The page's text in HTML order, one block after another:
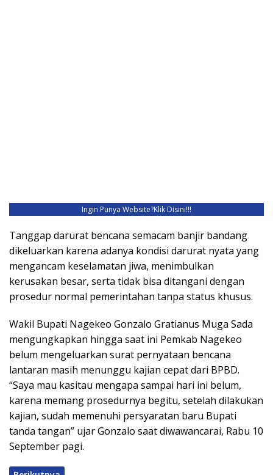
Ingin Punya Website?Klik Disini!!!
Tanggap darurat bencana semacam banjir bandang
dikeluarkan karena adanya kondisi darurat nyata yang
mengancam keselamatan jiwa, menimbulkan
kerusakan besar, serta tidak bisa ditangani dengan
prosedur normal pemerintahan tanpa status khusus.
Wakil Bupati Nagekeo Gonzalo Gratianus Muga Sada
mengungkapkan hingga saat ini Pemkab Nagekeo
belum mengeluarkan surat pernyataan bencana
lantaran masih menunggu kajian cepat dari BPBD.
“Saya mau kasitau mengapa sampai hari ini belum,
karena memang prosedurnya begitu, setelah dilakukan
kajian, sudah memenuhi persyaratan baru Bupati
tanda tangan” ujar Gonzalo saat diwawancarai, Rabu 10
September pagi.